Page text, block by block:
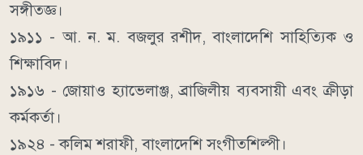
সঙ্গীতজ্ঞ।
১৯১১ - আ. ন. ম. বজলুর রশীদ, বাংলাদেশি সাহিত্যিক ও
শিক্ষাবিদ।
১৯১৬ - জোয়াও হ্যাভেলাঞ্জ, ব্রাজিলীয় ব্যবসায়ী এবং ক্রীড়া
কর্মকর্তা।
১৯২৪ - কলিম শরাফী, বাংলাদেশি সংগীতশিল্পী।